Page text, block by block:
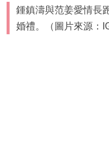
鍾鎮濤與范姜愛情長
婚禮。（圖片來源：